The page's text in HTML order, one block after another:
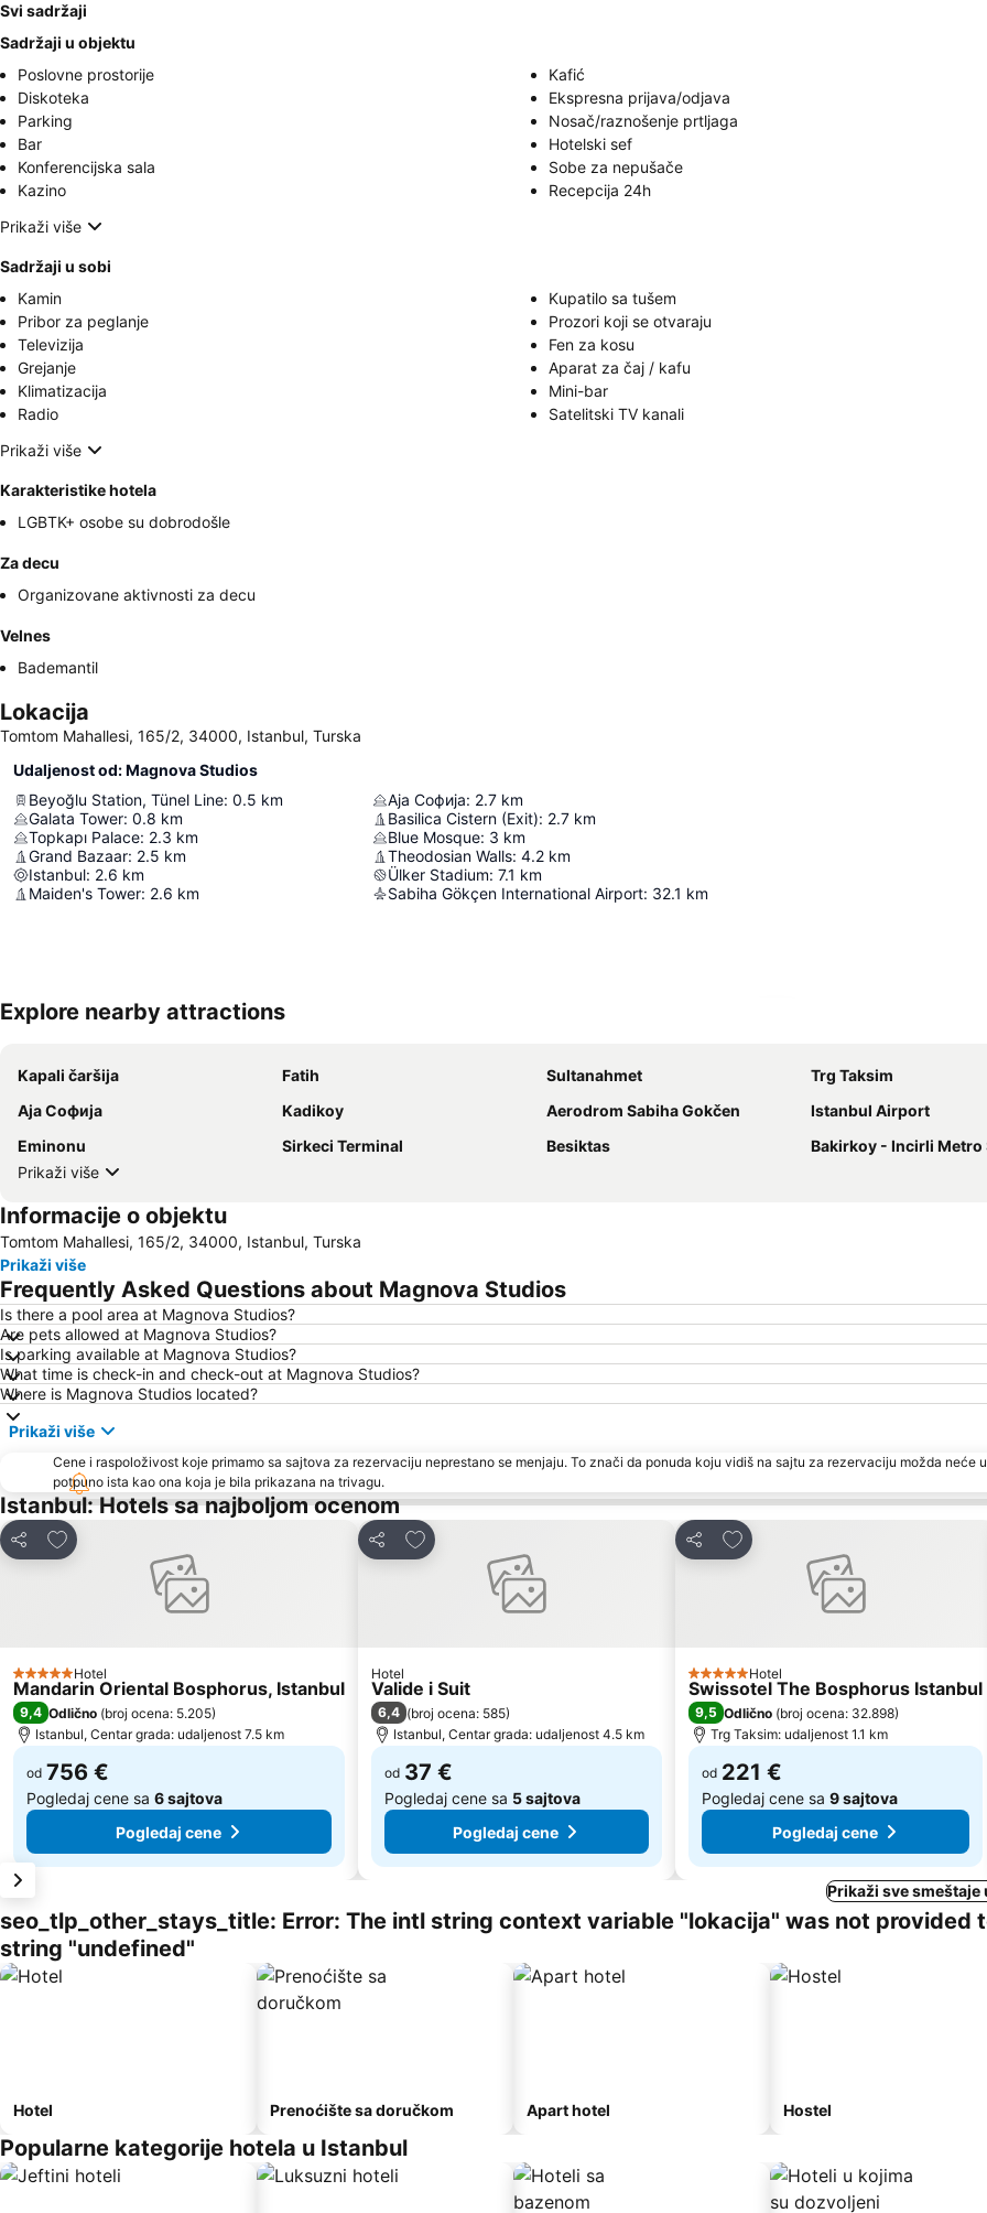
Svi sadržaji
Sadržaji u objektu
Poslovne prostorije
Kafić
Diskoteka
Ekspresna prijava/odjava
Parking
Nosač/raznošenje prtljaga
Bar
Hotelski sef
Konferencijska sala
Sobe za nepušače
Kazino
Recepcija 24h
Prikaži više
Sadržaji u sobi
Kamin
Kupatilo sa tušem
Pribor za peglanje
Prozori koji se otvaraju
Televizija
Fen za kosu
Grejanje
Aparat za čaj / kafu
Klimatizacija
Mini-bar
Radio
Satelitski TV kanali
Prikaži više
Karakteristike hotela
LGBTK+ osobe su dobrodošle
Za decu
Organizovane aktivnosti za decu
Velnes
Bademantil
Lokacija
Tomtom Mahallesi, 165/2, 34000, Istanbul, Turska
Udaljenost od: Magnova Studios
Beyoğlu Station, Tünel Line: 0.5 km
Galata Tower: 0.8 km
Topkapı Palace: 2.3 km
Grand Bazaar: 2.5 km
Istanbul: 2.6 km
Maiden's Tower: 2.6 km
Аја Софија: 2.7 km
Basilica Cistern (Exit): 2.7 km
Blue Mosque: 3 km
Theodosian Walls: 4.2 km
Ülker Stadium: 7.1 km
Sabiha Gökçen International Airport: 32.1 km
Explore nearby attractions
Kapali čaršija Fatih Sultanahmet
Trg Taksim
Аја Софија
Kadikoy Aerodrom Sabiha Gokčen
Istanbul Airport
Eminonu
Sirkeci Terminal Besiktas
Bakirkoy - Incirli Metro
Prikaži više
Informacije o objektu
Tomtom Mahallesi, 165/2, 34000, Istanbul, Turska
Prikaži više
Frequently Asked Questions about Magnova Studios
Is there a pool area at Magnova Studios?
Are pets allowed at Magnova Studios?
Is parking available at Magnova Studios?
What time is check-in and check-out at Magnova Studios?
Where is Magnova Studios located?
Prikaži više
Cene i raspoloživost koje primamo sa sajtova za rezervaciju neprestano se menjaju. To znači da ponuda koju vidiš na sajtu za rezervaciju možda neće
potpuno ista kao ona koja je bila prikazana na trivagu.
Istanbul: Hotels sa najboljom ocenom
Deli
Dodati u favorite
5 Zvezdice
Hotel
Mandarin Oriental Bosphorus, Istanbul
9,4 Odlično (broj ocena: 5.205)
Istanbul, Centar grada: udaljenost 7.5 km
od 756 €
Pogledaj cene sa 6 sajtova
Pogledaj cene
Deli
Dodati u favorite
Hotel
Valide i Suit
6,4 (broj ocena: 585)
Istanbul, Centar grada: udaljenost 4.5 km
od 37 €
Pogledaj cene sa 5 sajtova
Pogledaj cene
Deli
Dodati u favorite
5 Zvezdice
Hotel
Swissotel The Bosphorus Istanbul
9,5 Odlično (broj ocena: 32.898)
Trg Taksim: udaljenost 1.1 km
od 221 €
Pogledaj cene sa 9 sajtova
Pogledaj cene
Prikaži sve smeštaje
seo_tlp_other_stays_title: Error: The intl string context variable "lokacija" was not provided
string "undefined"
Hotel Prenoćište sa doručkom Apart hotel Hostel
Popularne kategorije hotela u Istanbul